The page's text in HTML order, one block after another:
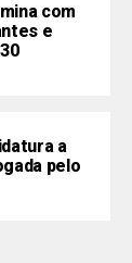
com
e
a
pelo